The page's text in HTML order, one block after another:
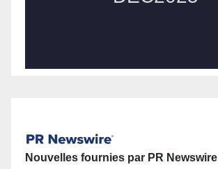
Nouvelles fournies par PR Newswire